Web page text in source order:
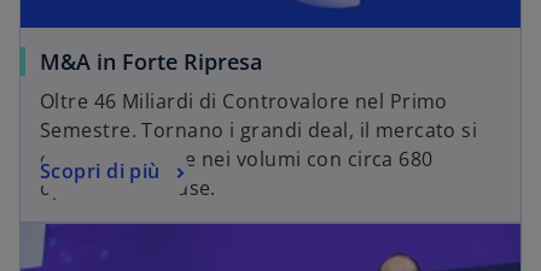
M&A in Forte Ripresa
Oltre 46 Miliardi di Controvalore nel Primo
Semestre. Tornano i grandi deal, il mercato si
consolida anche nei volumi con circa 680
operazioni chiuse.
Scopri di più